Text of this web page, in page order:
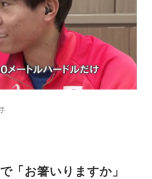
「お箸いりますか」